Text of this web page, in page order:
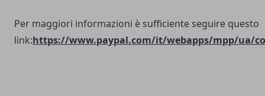
Per maggiori informazioni è sufficiente seguire questo
link:https://www.paypal.com/it/webapps/mpp/ua/